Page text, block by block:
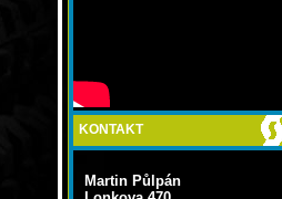
KONTAKT
Martin Půlpán